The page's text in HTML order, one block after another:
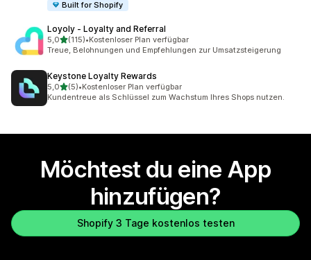
Built for Shopify
Loyoly ‑ Loyalty and Referral
5,0von 5 Sternen
(115)
115 Rezensionen insgesamt
•Kostenloser Plan verfügbar
Treue, Belohnungen und Empfehlungen zur Umsatzsteigerung
Keystone Loyalty Rewards
5,0von 5 Sternen
(5)
5 Rezensionen insgesamt
•Kostenloser Plan verfügbar
Kundentreue als Schlüssel zum Wachstum Ihres Shops nutzen.
Möchtest du eine App
hinzufügen?
Shopify 3 Tage kostenlos testen